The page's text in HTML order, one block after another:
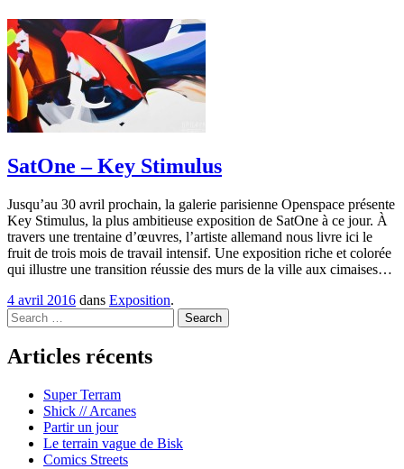
SatOne – Key Stimulus
Jusqu’au 30 avril prochain, la galerie parisienne Openspace présente
Key Stimulus, la plus ambitieuse exposition de SatOne à ce jour. À
travers une trentaine d’œuvres, l’artiste allemand nous livre ici le
fruit de trois mois de travail intensif. Une exposition riche et colorée
qui illustre une transition réussie des murs de la ville aux cimaises…
4 avril 2016 dans Exposition.
Search
Articles récents
Super Terram
Shick // Arcanes
Partir un jour
Le terrain vague de Bisk
Comics Streets